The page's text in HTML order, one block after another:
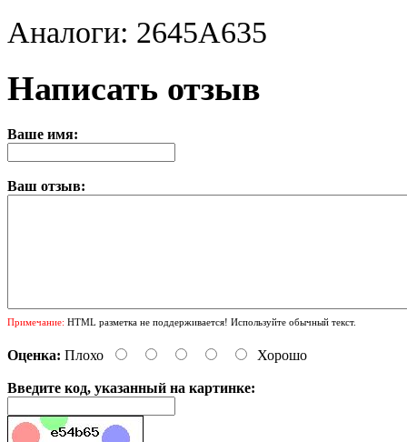
Аналоги: 2645A635
Написать отзыв
Ваше имя:
Ваш отзыв:
Примечание: HTML разметка не поддерживается! Используйте обычный текст.
Оценка: Плохо Хорошо
Введите код, указанный на картинке: